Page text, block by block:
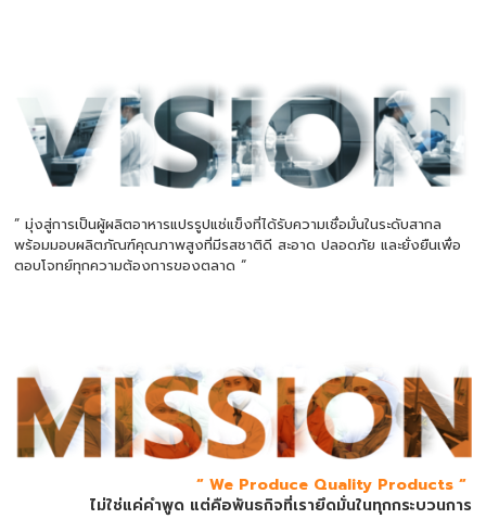
” มุ่งสู่การเป็นผู้ผลิตอาหารแปรรูปแช่แข็งที่ได้รับความเชื่อมั่นในระดับสากล
พร้อมมอบผลิตภัณฑ์คุณภาพสูงที่มีรสชาติดี สะอาด ปลอดภัย และยั่งยืนเพื่อ
ตอบโจทย์ทุกความต้องการของตลาด “
“ We Produce Quality Products “​
ไม่ใช่แค่คำพูด แต่คือพันธกิจที่เรายึดมั่นในทุกกระบวนการ